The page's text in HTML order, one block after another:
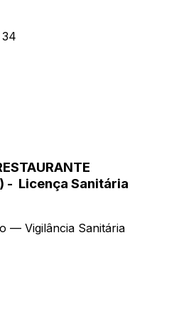
34
- Licença Sanitária
— Vigilância Sanitária